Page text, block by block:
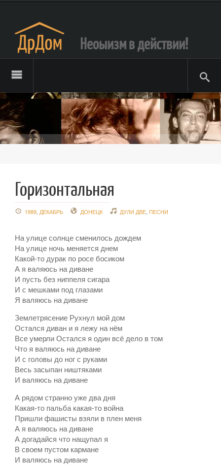
Неоыизм в действии!
Горизонтальная
1989 ДЕКАБРЬ ДОНЕЦК ДУЛИ ДВЕ ПЕСНИ
На улице солнце сменилось дождем
На улице ночь меняется днем
Какой-то дурак по росе босиком
А я валяюсь на диване
И пусть без ниппеля сигара
И с мешками под глазами
Я валяюсь на диване
Землетрясение Рухнул мой дом
Остался диван и я лежу на нём
Все умерли Остался я один всё дело в том
Что я валяюсь на диване
И с головы до ног с руками
Весь засыпан ништяками
И валяюсь на диване
А рядом странно уже два дня
Какая-то пальба какая-то война
Пришли фашисты взяли в плен меня
А я валяюсь на диване
А догадайся что нащупал я
В своем пустом кармане
И валяюсь на диване